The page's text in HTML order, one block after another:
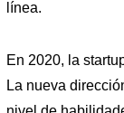
línea.
En 2020, la
La nueva